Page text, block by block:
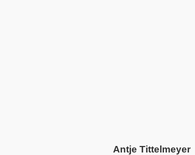
Antje Tittelmeyer